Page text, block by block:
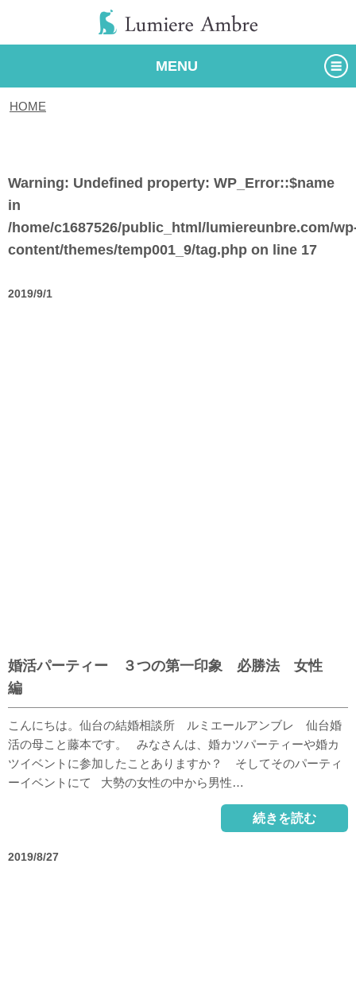
MENU
HOME
Warning: Undefined property: WP_Error::$name
in
/home/c1687526/public_html/lumiereunbre.com/
content/themes/temp001_9/tag.php on line 17
2019/9/1
婚活パーティー ３つの第一印象 必勝法 女性
編
こんにちは。仙台の結婚相談所 ルミエールアンブレ 仙台婚
活の母こと藤本です。 みなさんは、婚カツパーティーや婚カ
ツイベントに参加したことありますか？ そしてそのパーティ
ーイベントにて 大勢の女性の中から男性…
続きを読む
2019/8/27